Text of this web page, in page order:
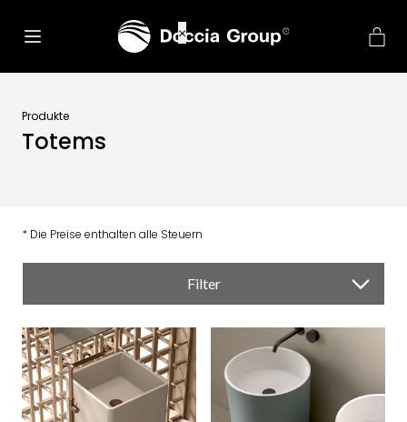
Produkte
Totems
* Die Preise enthalten alle Steuern
Filter
×